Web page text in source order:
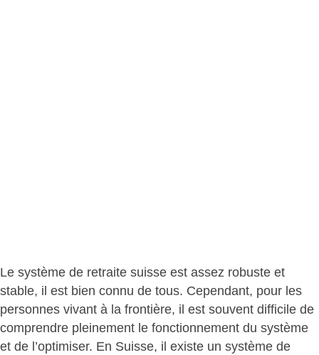
Le système de retraite suisse est assez robuste et
stable, il est bien connu de tous. Cependant, pour les
personnes vivant à la frontière, il est souvent difficile de
comprendre pleinement le fonctionnement du système
et de l’optimiser. En Suisse, il existe un système de